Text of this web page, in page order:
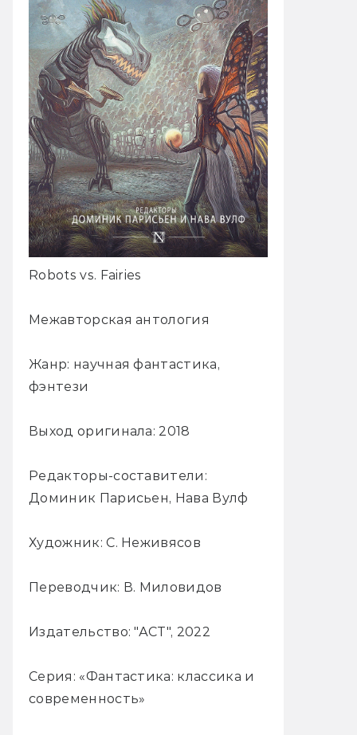
Robots vs. Fairies
Межавторская антология
Жанр: научная фантастика,
фэнтези
Выход оригинала: 2018
Редакторы-составители:
Доминик Парисьен, Нава Вулф
Художник: С. Неживясов
Переводчик: В. Миловидов
Издательство: "АСТ", 2022
Серия: «Фантастика: классика и
современность»